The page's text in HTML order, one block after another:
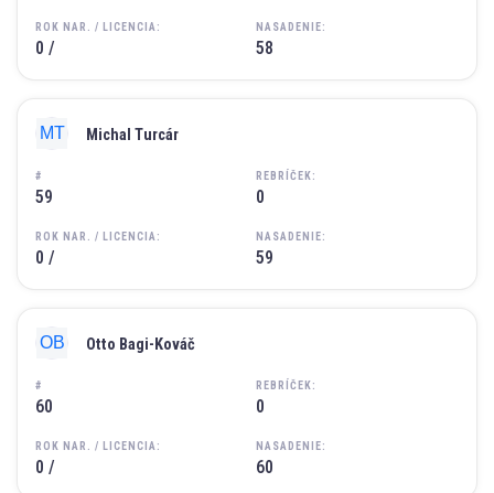
ROK NAR. / LICENCIA:
0 /
NASADENIE:
58
#
59
Michal Turcár
ROK NAR. / LICENCIA:
0 /
REBRÍČEK:
0
NASADENIE:
59
#
60
Otto Bagi-Kováč
ROK NAR. / LICENCIA:
0 /
REBRÍČEK:
0
NASADENIE:
60